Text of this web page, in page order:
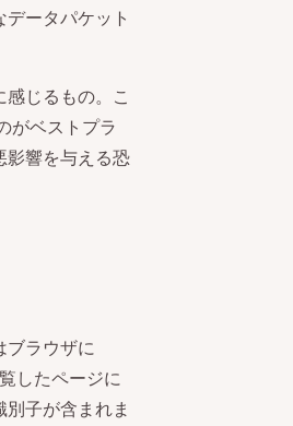
ータパケット
じるもの。こ
がベストプラ
影響を与える恐
ブラウザに
したページに
子が含まれま